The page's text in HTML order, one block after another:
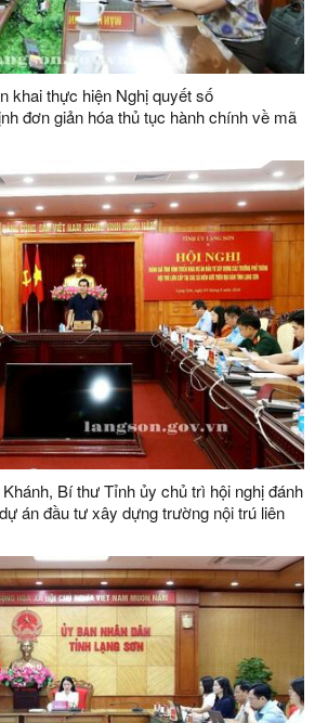
khai thực hiện Nghị quyết số
đơn giản hóa thủ tục hành chính về mã
Bí thư Tỉnh ủy chủ trì hội nghị đánh
án đầu tư xây dựng trường nội trú liên